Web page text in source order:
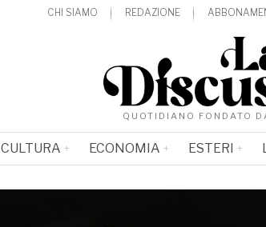
CHI SIAMO REDAZIONE
QUOTIDIANO FONDATO
CULTURA ECONOMIA ESTERI